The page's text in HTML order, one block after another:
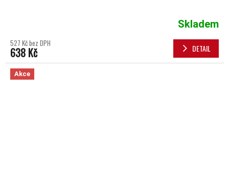
Skladem
527 Kč bez DPH
638 Kč DETAIL
Akce